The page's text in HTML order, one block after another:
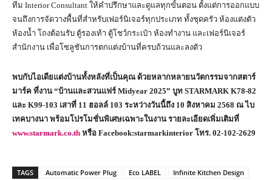
ทีม Interior Consultant ให้คำปรึกษาและดูแลทุกขั้นตอน ตั้งแต่การออกแบบ
จนถึงการจัดวางพื้นที่สำหรับเฟอร์นิเจอร์ทุกประเภท ทั้งชุดครัว ห้องแต่งตัว
ห้องน้ำ โถงต้อนรับ ตู้รองเท้า ตู้โชว์กระเป๋า ห้องทำงาน และเฟอร์นิเจอร์
สำนักงาน เพื่อโซลูชันการตกแต่งบ้านที่ครบถ้วนและลงตัว
พบกับไอเดียแต่งบ้านทั้งหลังที่เป็นคุณ ด้วยหลากหลายนวัตกรรมจากสตาร์
มาร์ค ที่งาน “บ้านและสวนแฟร์ Midyear 2025” บูท STARMARK K78-82
และ K99-103 เสาที่ 11 ฮอลล์ 103 ระหว่างวันนี้ถึง 10 สิงหาคม 2568 ณ ไบ
เทคบางนา พร้อมโปรโมชั่นพิเศษเฉพาะในงาน รายละเอียดเพิ่มเติมที่
www.starmark.co.th หรือ Facebook:starmarkinterior โทร. 02-102-2629
TAGS Automatic Power Plug Eco LABEL Infinite Kitchen Design